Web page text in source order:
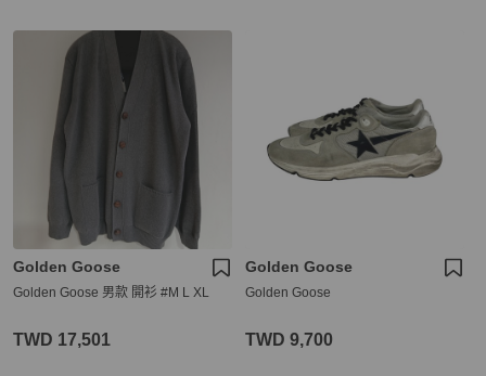
Golden Goose
Golden Goose 男款 開衫 #M L XL
TWD 17,501
Golden Goose
Golden Goose
TWD 9,700